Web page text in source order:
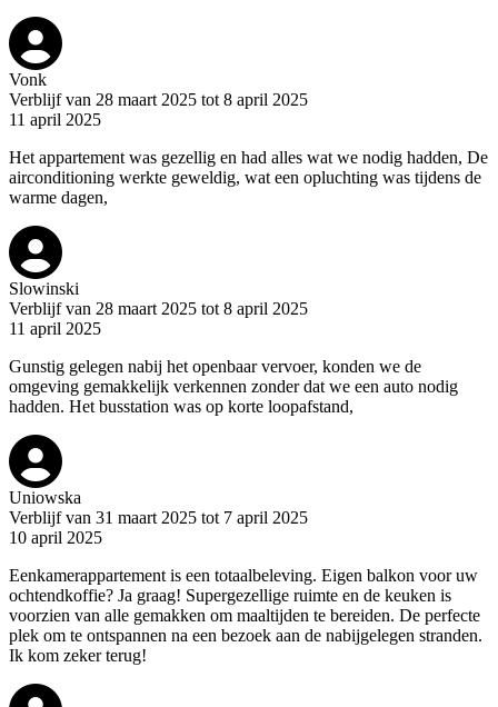
Vonk
Verblijf van 28 maart 2025 tot 8 april 2025
11 april 2025
Het appartement was gezellig en had alles wat we nodig hadden, De
airconditioning werkte geweldig, wat een opluchting was tijdens de
warme dagen,
Slowinski
Verblijf van 28 maart 2025 tot 8 april 2025
11 april 2025
Gunstig gelegen nabij het openbaar vervoer, konden we de
omgeving gemakkelijk verkennen zonder dat we een auto nodig
hadden. Het busstation was op korte loopafstand,
Uniowska
Verblijf van 31 maart 2025 tot 7 april 2025
10 april 2025
Eenkamerappartement is een totaalbeleving. Eigen balkon voor uw
ochtendkoffie? Ja graag! Supergezellige ruimte en de keuken is
voorzien van alle gemakken om maaltijden te bereiden. De perfecte
plek om te ontspannen na een bezoek aan de nabijgelegen stranden.
Ik kom zeker terug!